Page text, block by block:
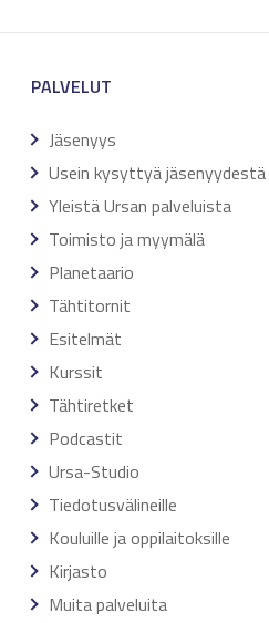
PALVELUT
Jäsenyys
Usein kysyttyä jäsenyydestä
Yleistä Ursan palveluista
Toimisto ja myymälä
Planetaario
Tähtitornit
Esitelmät
Kurssit
Tähtiretket
Podcastit
Ursa-Studio
Tiedotusvälineille
Kouluille ja oppilaitoksille
Kirjasto
Muita palveluita